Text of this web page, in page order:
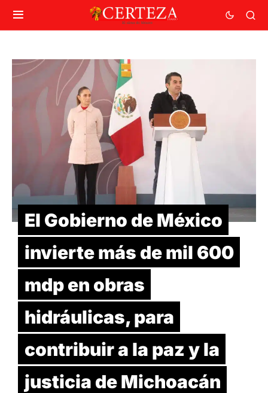
El Gobierno de México
invierte más de mil 600
mdp en obras
hidráulicas, para
contribuir a la paz y la
justicia de Michoacán